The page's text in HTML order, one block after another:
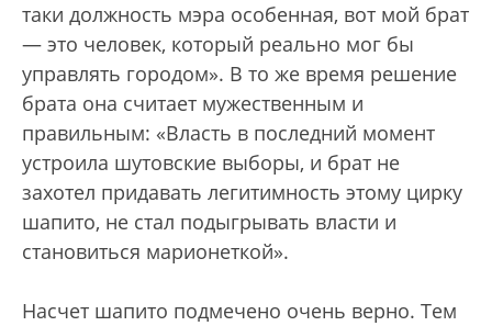
таки должность мэра особенная, вот мой брат
— это человек, который реально мог бы
управлять городом». В то же время решение
брата она считает мужественным и
правильным: «Власть в последний момент
устроила шутовские выборы, и брат не
захотел придавать легитимность этому цирку
шапито, не стал подыгрывать власти и
становиться марионеткой».
Насчет шапито подмечено очень верно. Тем